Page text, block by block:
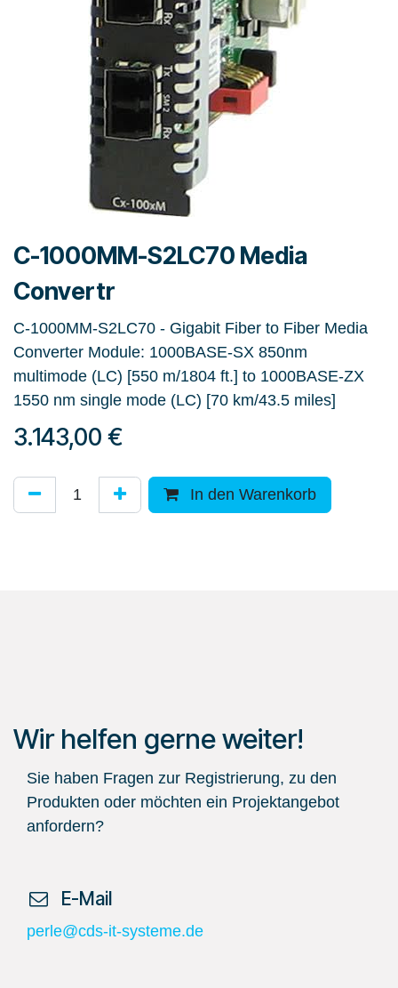
C-1000MM-S2LC70 Media
Convertr
C-1000MM-S2LC70 - Gigabit Fiber to Fiber Media
Converter Module: 1000BASE-SX 850nm
multimode (LC) [550 m/1804 ft.] to 1000BASE-ZX
1550 nm single mode (LC) [70 km/43.5 miles]
3.143,00 €
In den Warenkorb
Wir helfen gerne weiter!
Sie haben Fragen zur Registrierung, zu den
Produkten oder möchten ein Projektangebot
anfordern?
​ E-Mail
perle@cds-it-systeme.de